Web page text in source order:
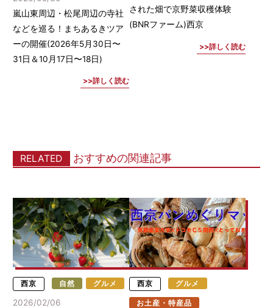
嵐山東周辺・松尾周辺の寺社
などを巡る！まちあるきツア
ーの開催(2026年5月30日〜
31日＆10月17日〜18日)
詳しく読む
された畑で京野菜収穫体験
(BNRファーム)西京
詳しく読む
RELATED おすすめの関連記事
西京 自然 グルメ
2026/02/06
西京 グルメ
お土産・特産品